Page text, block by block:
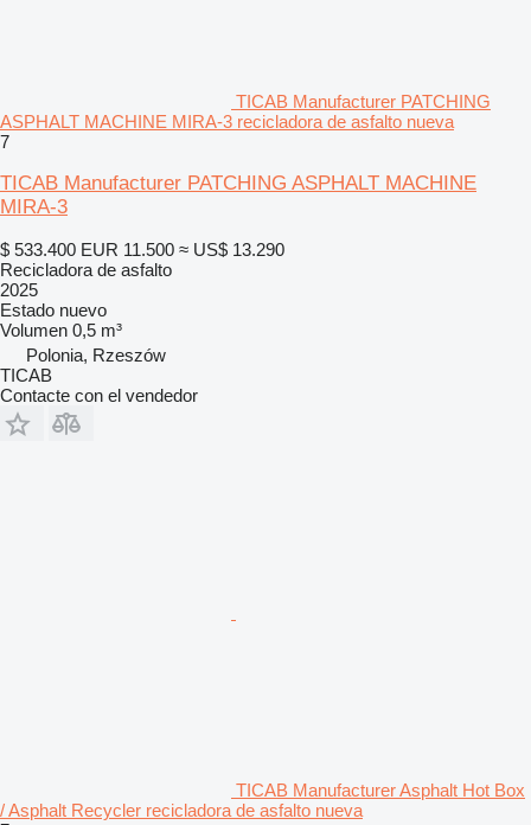
TICAB Manufacturer PATCHING
ASPHALT MACHINE MIRA-3 recicladora de asfalto nueva
7
TICAB Manufacturer PATCHING ASPHALT MACHINE
MIRA-3
$ 533.400 EUR 11.500 ≈ US$ 13.290
Recicladora de asfalto
2025
Estado nuevo
Volumen 0,5 m³
Polonia, Rzeszów
TICAB
Contacte con el vendedor
TICAB Manufacturer Asphalt Hot Box
/ Asphalt Recycler recicladora de asfalto nueva